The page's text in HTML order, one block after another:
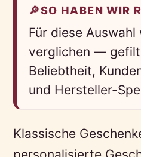
🔎SO HABEN WIR
Für diese
verglichen —
Beliebtheit,
und Hersteller-
Klassische